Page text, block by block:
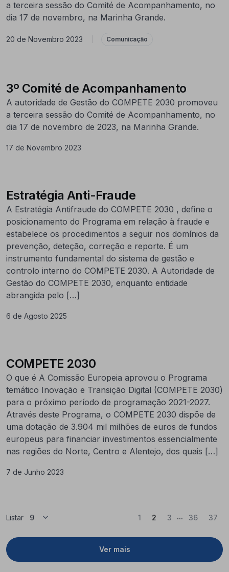
a terceira sessão do Comité de Acompanhamento, no
dia 17 de novembro, na Marinha Grande.
20 de Novembro 2023 Comunicação
3º Comité de Acompanhamento
A autoridade de Gestão do COMPETE 2030 promoveu
a terceira sessão do Comité de Acompanhamento, no
dia 17 de novembro de 2023, na Marinha Grande.
17 de Novembro 2023
Estratégia Anti-Fraude
A Estratégia Antifraude do COMPETE 2030 , define o
posicionamento do Programa em relação à fraude e
estabelece os procedimentos a seguir nos domínios da
prevenção, deteção, correção e reporte. É um
instrumento fundamental do sistema de gestão e
controlo interno do COMPETE 2030. A Autoridade de
Gestão do COMPETE 2030, enquanto entidade
abrangida pelo […]
6 de Agosto 2025
COMPETE 2030
O que é A Comissão Europeia aprovou o Programa
temático Inovação e Transição Digital (COMPETE 2030)
para o próximo período de programação 2021-2027.
Através deste Programa, o COMPETE 2030 dispõe de
uma dotação de 3.904 mil milhões de euros de fundos
europeus para financiar investimentos essencialmente
nas regiões do Norte, Centro e Alentejo, dos quais […]
7 de Junho 2023
Listar
Ver mais
1 2 (Atual)
3 ... 36 37